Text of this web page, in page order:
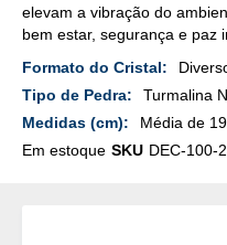
elevam a vibração do
bem estar, segurança e paz
Mais
Detalhes
Turmalina
Média de
Em estoque SKU DEC-100-